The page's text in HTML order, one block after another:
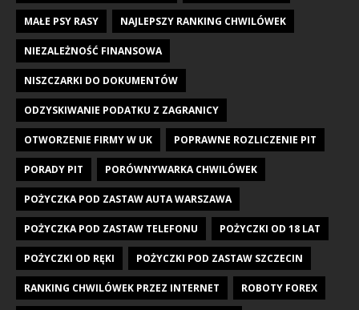
MAŁE PSY RASY NAJLEPSZY RANKING CHWILÓWEK
NIEZALEŻNOŚĆ FINANSOWA
NISZCZARKI DO DOKUMENTÓW
ODZYSKIWANIE PODATKU Z ZAGRANICY
OTWORZENIE FIRMY W UK POPRAWNE ROZLICZENIE PIT
PORADY PIT PORÓWNYWARKA CHWILÓWEK
POŻYCZKA POD ZASTAW AUTA WARSZAWA
POŻYCZKA POD ZASTAW TELEFONU POŻYCZKI OD 18 LAT
POŻYCZKI OD RĘKI POŻYCZKI POD ZASTAW SZCZECIN
RANKING CHWILÓWEK PRZEZ INTERNET ROBOTY FOREX